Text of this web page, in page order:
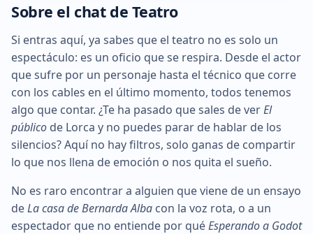
Sobre el chat de Teatro
Si entras aquí, ya sabes que el teatro no es solo un
espectáculo: es un oficio que se respira. Desde el actor
que sufre por un personaje hasta el técnico que corre
con los cables en el último momento, todos tenemos
algo que contar. ¿Te ha pasado que sales de verEl
público de Lorca y no puedes parar de hablar de los
silencios? Aquí no hay filtros, solo ganas de compartir
lo que nos llena de emoción o nos quita el sueño.
No es raro encontrar a alguien que viene de un ensayo
deLa casa de Bernarda Alba con la voz rota, o a un
espectador que no entiende por quéEsperando a Godot